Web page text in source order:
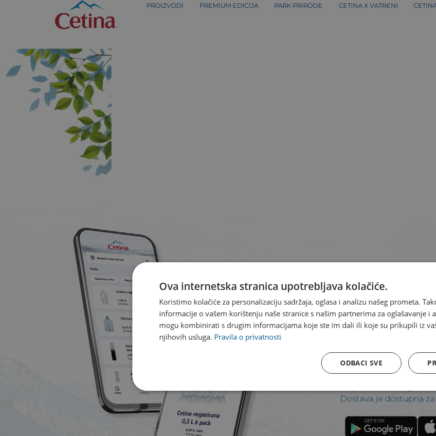
PROIZVODI PREMIUM EDICIJA PARK PRIRODE CETINA X VATRENI
shapelisce
Našem
pristupiti
aplikacije.
Dostava je dostupna
Ova internetska stranica upotrebljava kolačiće.
Koristimo kolačiće za personalizaciju sadržaja, oglasa i analizu našeg prometa.
informacije o vašem korištenju naše stranice s našim partnerima za oglašavanje i
mogu kombinirati s drugim informacijama koje ste im dali ili koje su prikupili iz
njihovih usluga. Pravila o privatnosti
ODBACI SVE